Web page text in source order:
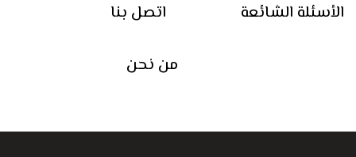
اتصل بنا الأسئلة الشائعة
من نحن